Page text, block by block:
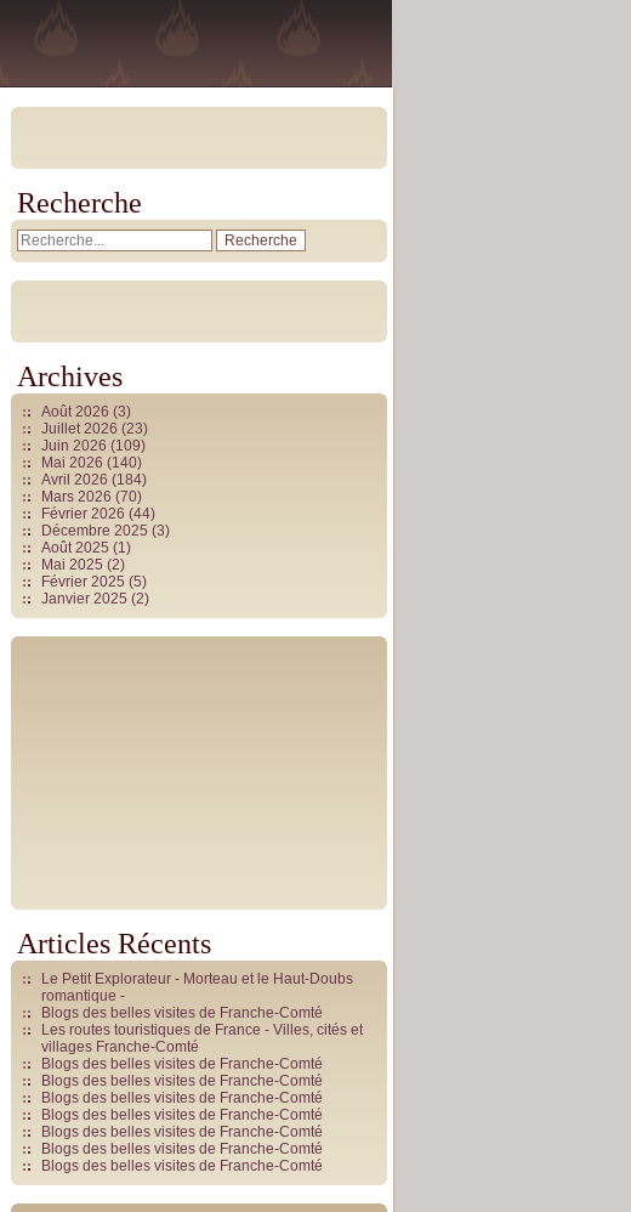
Recherche
Archives
Août 2026 (3)
Juillet 2026 (23)
Juin 2026 (109)
Mai 2026 (140)
Avril 2026 (184)
Mars 2026 (70)
Février 2026 (44)
Décembre 2025 (3)
Août 2025 (1)
Mai 2025 (2)
Février 2025 (5)
Janvier 2025 (2)
Articles Récents
Le Petit Explorateur - Morteau et le Haut-Doubs
romantique -
Blogs des belles visites de Franche-Comté
Les routes touristiques de France - Villes, cités et
villages Franche-Comté
Blogs des belles visites de Franche-Comté
Blogs des belles visites de Franche-Comté
Blogs des belles visites de Franche-Comté
Blogs des belles visites de Franche-Comté
Blogs des belles visites de Franche-Comté
Blogs des belles visites de Franche-Comté
Blogs des belles visites de Franche-Comté